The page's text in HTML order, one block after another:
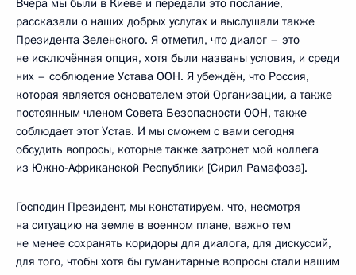
рассказали о наших добрых услугах и выслушали также
Президента Зеленского. Я отметил, что диалог – это
не исключённая опция, хотя были названы условия, и среди
них – соблюдение Устава ООН. Я убеждён, что Россия,
которая является основателем этой Организации, а также
постоянным членом Совета Безопасности ООН, также
соблюдает этот Устав. И мы сможем с вами сегодня
обсудить вопросы, которые также затронет мой коллега
из Южно-Африканской Республики [Сирил Рамафоза].
Господин Президент, мы констатируем, что, несмотря
на ситуацию на земле в военном плане, важно тем
не менее сохранять коридоры для диалога, для дискуссий,
для того, чтобы хотя бы гуманитарные вопросы стали нашим